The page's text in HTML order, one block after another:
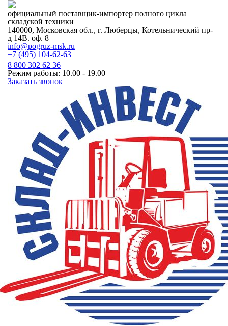
официальный поставщик-импортер полного цикла
складской техники
140000, Московская обл., г. Люберцы, Котельнический пр-
д 14В. оф. 8
info@pogruz-msk.ru
+7 (495) 104-62-63
8 800 302 62 36
Режим работы: 10.00 - 19.00
Заказать звонок